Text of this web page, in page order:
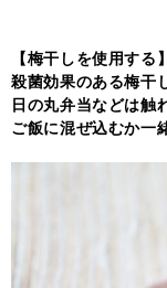
【梅干しを使用する】
殺菌効果のある梅干
日の丸弁当などは触
ご飯に混ぜ込むか一